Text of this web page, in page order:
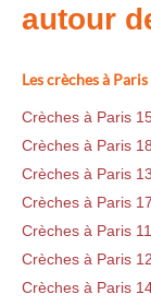
autour
Les crèches à Paris
Crèches à Paris
Crèches à Paris
Crèches à Paris
Crèches à Paris
Crèches à Paris
Crèches à Paris
Crèches à Paris